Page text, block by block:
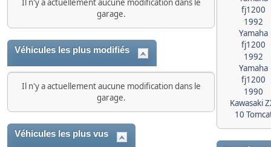
Il n'y a actuellement aucune modification dans le
garage.
Véhicules les plus modifiés
Il n'y a actuellement aucune modification dans le
garage.
Véhicules les plus vus
fj1200
1992
Yamaha
fj1200
1992
Yamaha
fj1200
1990
Kawasaki
10